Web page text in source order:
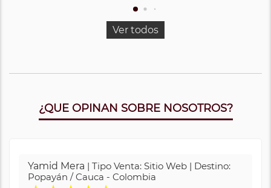
Ver todos
¿QUE OPINAN SOBRE NOSOTROS?
Yamid Mera | Tipo Venta: Sitio Web | Destino:
Popayán / Cauca - Colombia